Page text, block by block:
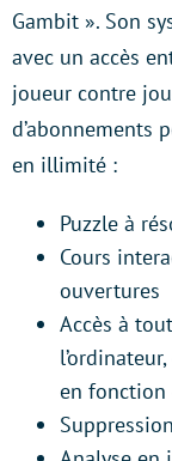
Gambit ». Son
avec un accès
joueur contre
d’abonnements
en illimité :
Puzzle à
Cours
ouvertures
Accès à
en fonction